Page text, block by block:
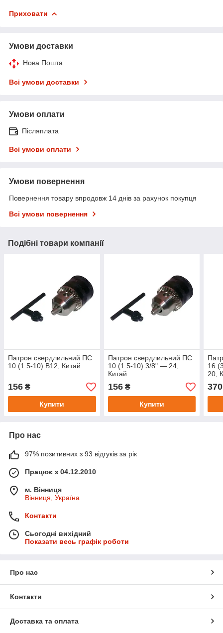
Приховати
Умови доставки
Нова Пошта
Всі умови доставки
Умови оплати
Післяплата
Всі умови оплати
Умови повернення
Повернення товару впродовж 14 днів за рахунок покупця
Всі умови повернення
Подібні товари компанії
Патрон свердлильний ПС
10 (1.5-10) В12, Китай
156 ₴
Купити
Патрон свердлильний ПС
10 (1.5-10) 3/8" — 24,
Китай
156₴
Купити
16
20,
370
Про нас
97% позитивних з 93 відгуків за рік
Працює з 04.12.2010
м. Вінниця
Вінниця, Україна
Контакти
Сьогодні вихідний
Показати весь графік роботи
Про нас
Контакти
Доставка та оплата